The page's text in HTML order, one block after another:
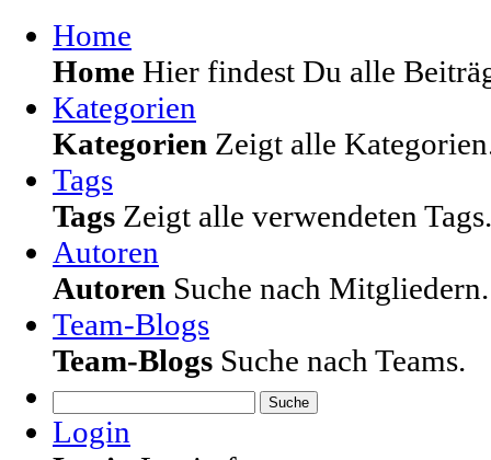
Home
Home Hier findest Du alle
Kategorien
Kategorien Zeigt alle
Tags
Tags Zeigt alle verwendeten Tags.
Autoren
Autoren Suche nach Mitgliedern.
Team-Blogs
Team-Blogs Suche nach Teams.
Suche
Login